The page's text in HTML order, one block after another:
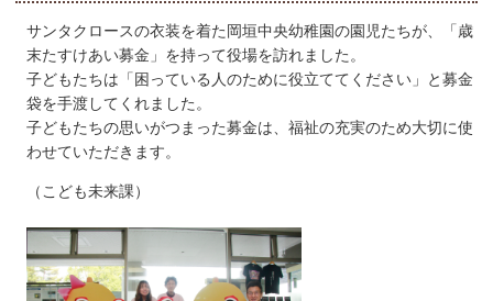
サンタクロースの衣装を着た岡垣中央幼稚園の園児たちが、「歳
末たすけあい募金」を持って役場を訪れました。
子どもたちは「困っている人のために役立ててください」と募金
袋を手渡してくれました。
子どもたちの思いがつまった募金は、福祉の充実のため大切に使
わせていただきます。
（こども未来課）